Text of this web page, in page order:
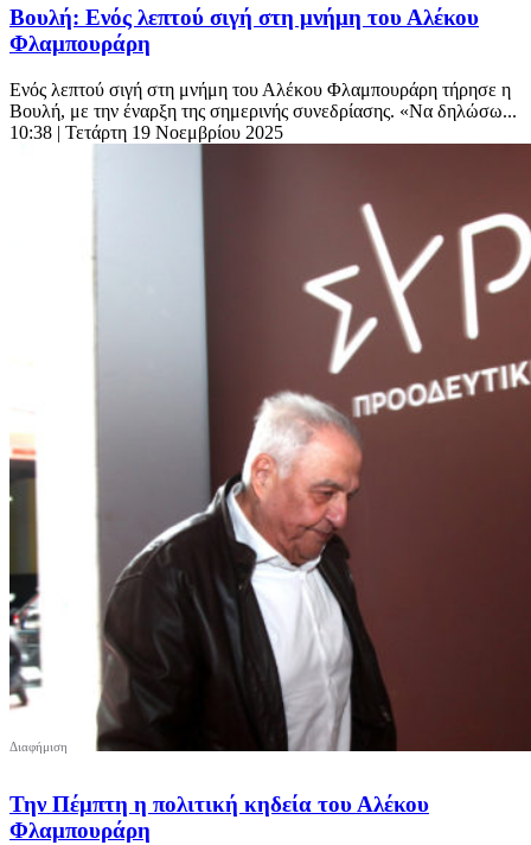
Βουλή: Ενός λεπτού σιγή στη μνήμη του Αλέκου
Φλαμπουράρη
Ενός λεπτού σιγή στη μνήμη του Αλέκου Φλαμπουράρη τήρησε η
Βουλή, με την έναρξη της σημερινής συνεδρίασης. «Να δηλώσω...
10:38 | Τετάρτη 19 Νοεμβρίου 2025
Την Πέμπτη η πολιτική κηδεία του Αλέκου
Φλαμπουράρη